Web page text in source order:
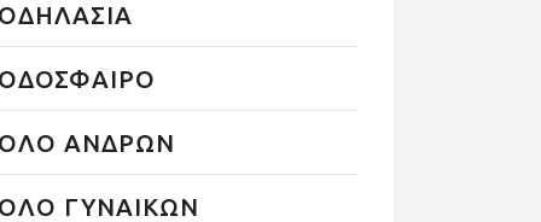
ΑΝΔΡΩΝ
ΓΥΝΑΙΚΩΝ